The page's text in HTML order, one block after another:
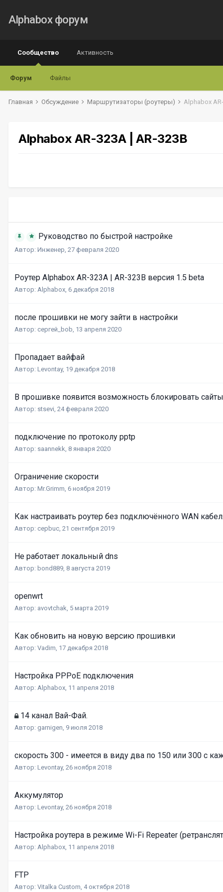
Alphabox форум
Сообщество
Форум Файлы
Активность
Главная Обсуждение Маршрутизаторы (роутеры) Alphabox
Alphabox AR-323A | AR-323B
Руководство по быстрой настройке
Автор: Инженер, 27 февраля 2020
Роутер Alphabox AR-323A | AR-323B версия 1.5 beta
Автор: Alphabox, 6 декабря 2018
после прошивки не могу зайти в настройки
Автор: сергей_bob, 13 апреля 2020
Пропадает вайфай
Автор: Levontay, 19 декабря 2018
В прошивке появится возможность блокировать
Автор: stsevi, 24 февраля 2020
подключение по протоколу pptp
Автор: saannekk, 8 января 2020
Ограничение скорости
Автор: Mr.Grimm, 6 ноября 2019
Как настраивать роутер без подключённого WAN
Автор: cepbuc, 21 сентября 2019
Не работает локальный dns
Автор: bond889, 8 августа 2019
openwrt
Автор: avovtchak, 5 марта 2019
Как обновить на новую версию прошивки
Автор: Vadim, 17 декабря 2018
Настройка PPPoE подключения
Автор: Alphabox, 11 апреля 2018
14 канал Вай-Фай.
Автор: garnigen, 9 июля 2018
скорость 300 - имеется в виду два по 150 ил и 300 с
Автор: Levontay, 26 ноября 2018
Аккумулятор
Автор: Levontay, 26 ноября 2018
Настройка роутера в режиме Wi-Fi Repeater
Автор: Alphabox, 11 апреля 2018
FTP
Автор: Vitalka Custom, 4 октября 2018